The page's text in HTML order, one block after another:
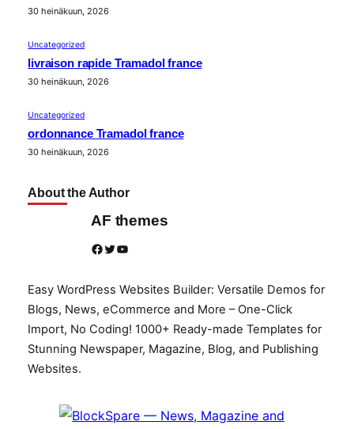
30 heinäkuun, 2026
Uncategorized
livraison rapide Tramadol france
30 heinäkuun, 2026
Uncategorized
ordonnance Tramadol france
30 heinäkuun, 2026
About the Author
AF themes
Facebook Twitter YouTube
Easy WordPress Websites Builder: Versatile Demos for
Blogs, News, eCommerce and More – One-Click
Import, No Coding! 1000+ Ready-made Templates for
Stunning Newspaper, Magazine, Blog, and Publishing
Websites.